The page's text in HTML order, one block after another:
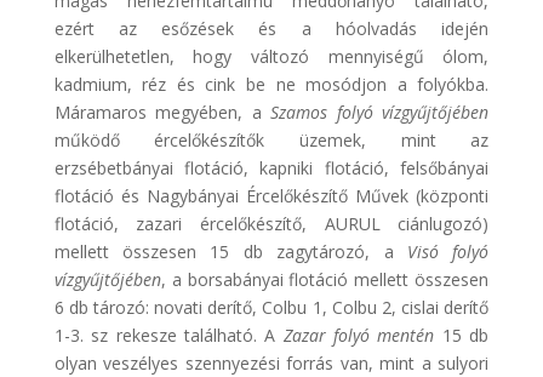
ezért az esőzések és a hóolvadás idején
elkerülhetetlen, hogy változó mennyiségű ólom,
kadmium, réz és cink be ne mosódjon a folyókba.
Máramaros megyében, aSzamos folyó vízgyűjtőjében
működő ércelőkészítők üzemek, mint az
erzsébetbányai flotáció, kapniki flotáció, felsőbányai
flotáció és Nagybányai Ércelőkészítő Művek (központi
flotáció, zazari ércelőkészítő, AURUL ciánlugozó)
mellett összesen 15 db zagytározó, a Visó folyó
vízgyűjtőjében, a borsabányai flotáció mellett összesen
6 db tározó: novati derítő, Colbu 1, Colbu 2, cislai derítő
1-3. sz rekesze található. A Zazar folyó mentén 15 db
olyan veszélyes szennyezési forrás van, mint a sulyori